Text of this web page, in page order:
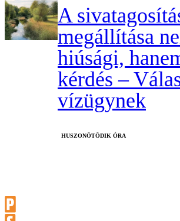
A
megállítása
hiúsági,
kérdés –
vízügynek
HUSZONÖTÖDIK ÓRA